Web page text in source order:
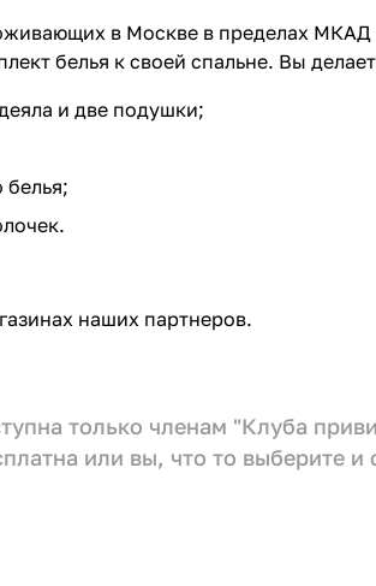
в Москве в пределах
белья к своей спальне. Вы
и две подушки;
белья;
наших партнеров.
только членам "Клуба
или вы, что то выберите и